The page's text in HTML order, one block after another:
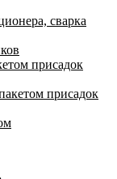
сварка
присадок
присадок